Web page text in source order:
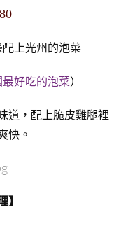
上光州的泡菜
好吃的泡菜）
道，配上脆皮雞腿裡
快。
】